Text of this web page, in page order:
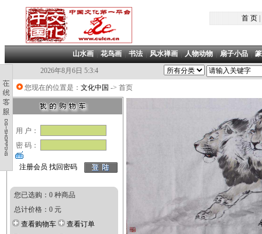
首 页|
山水画|花鸟画|书法|风水禅画|人物动物|扇子小品|
2026年8月6日 5:3:4
您现在的位置是： 文化中国 -> 首页
用 户：
密 码：
注册会员 找回密码
您已选购：0 种商品
总计价格：0 元
查看购物车
查看订单